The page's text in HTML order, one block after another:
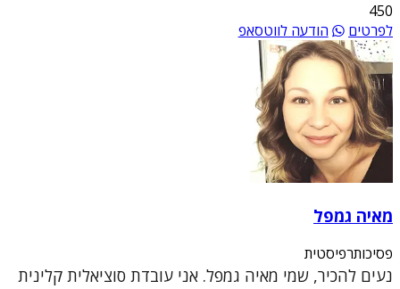
450
לפרטים
הודעה לווטסאפ
מאיה גמפל
פסיכותרפיסטית
נעים להכיר, שמי מאיה גמפל. אני עובדת סוציאלית קלינית